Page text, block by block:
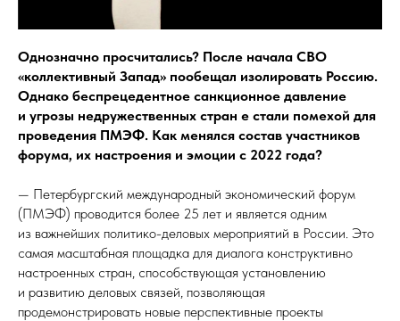
Oднозначно просчитались? После начала СВО
«коллективный Запад» пообещал изолировать Россию.
Однако беспрецедентное санкционное давление
и угрозы недружественных стран е стали помехой для
проведения ПМЭФ. Как менялся состав участников
форума, их настроения и эмоции с 2022 года?
— Петербургский международный экономический форум
(ПМЭФ) проводится более 25 лет и является одним
из важнейших политико-деловых мероприятий в России. Это
самая масштабная площадка для диалога конструктивно
настроенных стран, способствующая установлению
и развитию деловых связей, позволяющая
продемонстрировать новые перспективные проекты